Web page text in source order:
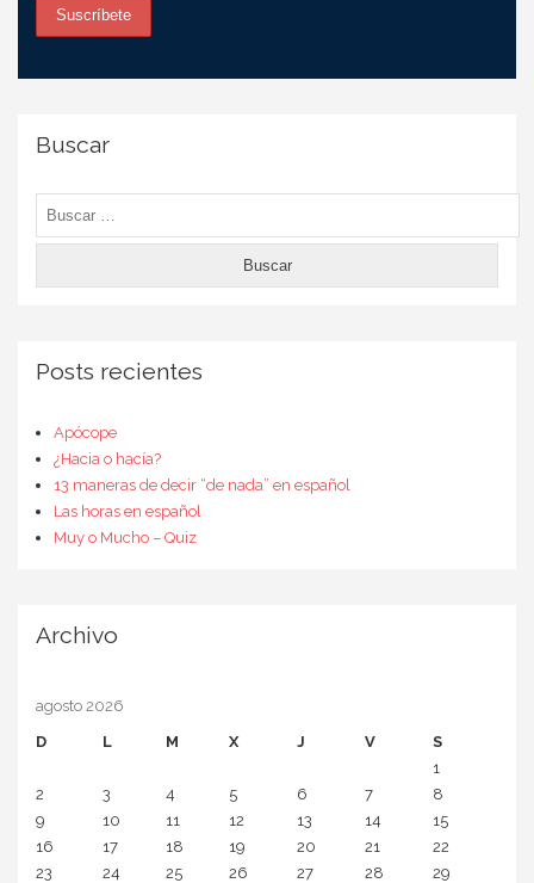
Buscar
Posts recientes
Apócope
¿Hacia o hacía?
13 maneras de decir “de nada” en español
Las horas en español
Muy o Mucho – Quiz
Archivo
agosto 2026
D
L M X J V
S
1
2
3 4 5 6 7
8
9
10 11 12 13 14
15
16
17 18 19 20 21
22
23
24 25 26 27 28
29